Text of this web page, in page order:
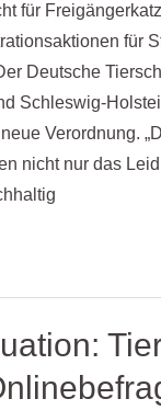
für
für
Deutsche
Schleswig-
Verordnung.
nicht nur das